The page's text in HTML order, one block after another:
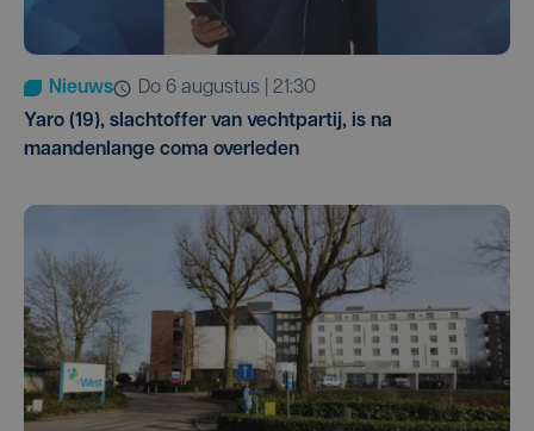
Nieuws
do 6 augustus | 21:30
Yaro (19), slachtoffer van vechtpartij, is na
maandenlange coma overleden